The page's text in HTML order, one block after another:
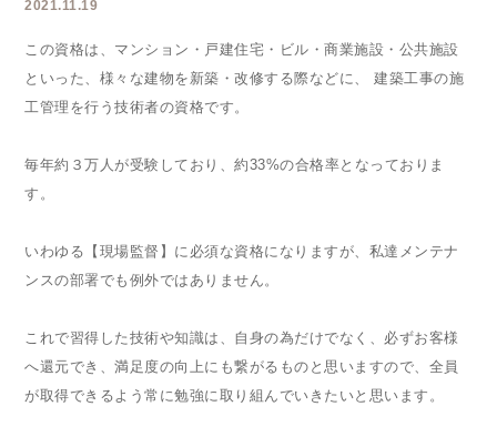
2021.11.19
この資格は、マンション・戸建住宅・ビル・商業施設・公共施設
といった、様々な建物を新築・改修する際などに、 建築工事の施
工管理を行う技術者の資格です。
毎年約３万人が受験しており、約33%の合格率となっておりま
す。
いわゆる【現場監督】に必須な資格になりますが、私達メンテナ
ンスの部署でも例外ではありません。
これで習得した技術や知識は、自身の為だけでなく、必ずお客様
へ還元でき、満足度の向上にも繋がるものと思いますので、全員
が取得できるよう常に勉強に取り組んでいきたいと思います。